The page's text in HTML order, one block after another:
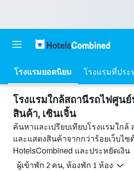
โรงแรมยอดนิยม โรงแรมที่ปร
โรงแรมใกล้สถานีรถไฟศูน
สินค้า, เซินเจิ้น
ค้นหาและเปรียบเทียบโรงแรมใก
และแสดงสินค้าจากกว่าร้อยเว็บไซ
HotelsCombined และประหยัดเงิน
ผู้เข้าพัก 2 คน, ห้องพัก 1 ห้อง